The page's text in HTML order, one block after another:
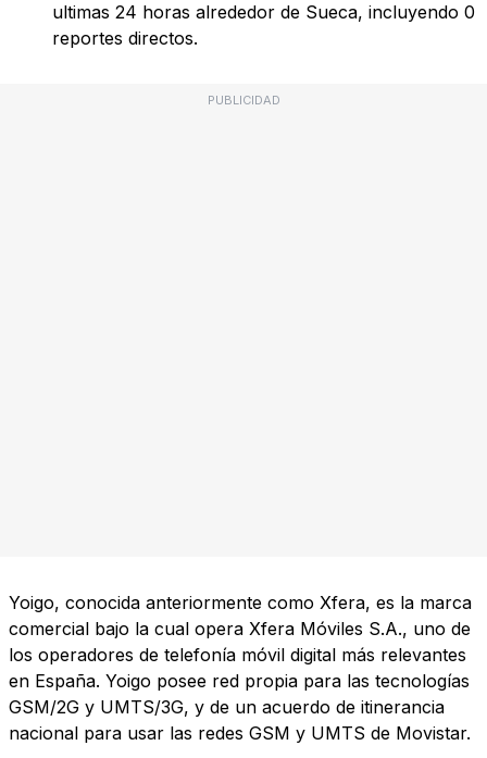
ultimas 24 horas alrededor de Sueca, incluyendo 0
reportes directos.
PUBLICIDAD
Yoigo, conocida anteriormente como Xfera, es la marca
comercial bajo la cual opera Xfera Móviles S.A., uno de
los operadores de telefonía móvil digital más relevantes
en España. Yoigo posee red propia para las tecnologías
GSM/2G y UMTS/3G, y de un acuerdo de itinerancia
nacional para usar las redes GSM y UMTS de Movistar.